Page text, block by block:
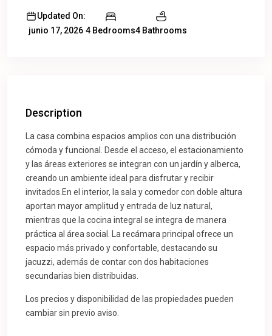
Updated On:
junio 17, 2026 4 Bedrooms4 Bathrooms
Description
La casa combina espacios amplios con una distribución
cómoda y funcional. Desde el acceso, el estacionamiento
y las áreas exteriores se integran con un jardín y alberca,
creando un ambiente ideal para disfrutar y recibir
invitados.En el interior, la sala y comedor con doble altura
aportan mayor amplitud y entrada de luz natural,
mientras que la cocina integral se integra de manera
práctica al área social. La recámara principal ofrece un
espacio más privado y confortable, destacando su
jacuzzi, además de contar con dos habitaciones
secundarias bien distribuidas.
Los precios y disponibilidad de las propiedades pueden
cambiar sin previo aviso.